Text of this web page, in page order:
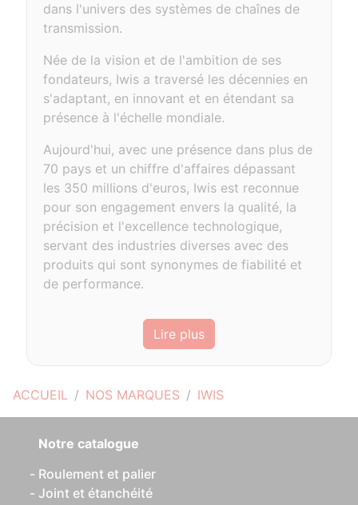
ACCUEIL NOS MARQUES IWIS
dans l'univers des systèmes de chaînes de
transmission.
Née de la vision et de l'ambition de ses
fondateurs, Iwis a traversé les décennies en
s'adaptant, en innovant et en étendant sa
présence à l'échelle mondiale.
Aujourd'hui, avec une présence dans plus de
70 pays et un chiffre d'affaires dépassant
les 350 millions d'euros, Iwis est reconnue
pour son engagement envers la qualité, la
précision et l'excellence technologique,
servant des industries diverses avec des
produits qui sont synonymes de fiabilité et
de performance.
Lire plus
Notre catalogue
Roulement et palier
Joint et étanchéité